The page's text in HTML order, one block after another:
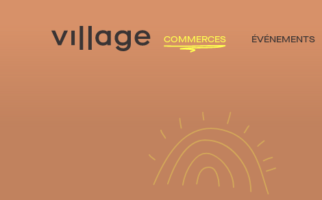
COMMERCES ÉVÉNEMENTS